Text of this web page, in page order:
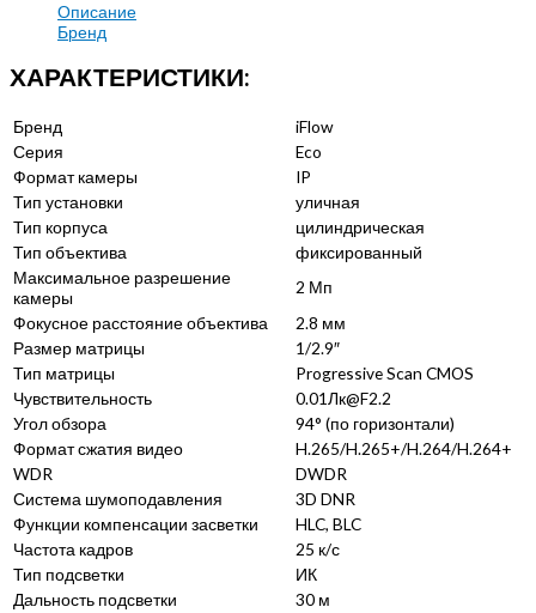
Описание
Бренд
ХАРАКТЕРИСТИКИ:
Бренд
iFlow
Серия
Eco
Формат камеры
IP
Тип установки
уличная
Тип корпуса
цилиндрическая
Тип объектива
фиксированный
Максимальное разрешение
камеры
2 Мп
Фокусное расстояние объектива
2.8 мм
Размер матрицы
1/2.9″
Тип матрицы
Progressive Scan CMOS
Чувствительность
0.01Лк@F2.2
Угол обзора
94° (по горизонтали)
Формат сжатия видео
H.265/H.265+/H.264/H.264+
WDR
DWDR
Система шумоподавления
3D DNR
Функции компенсации засветки
HLC, BLC
Частота кадров
25 к/с
Тип подсветки
ИК
Дальность подсветки
30 м